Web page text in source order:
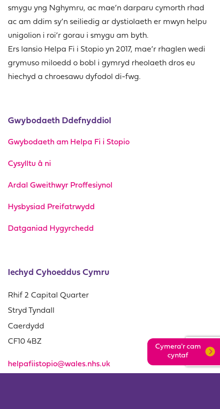
Iechyd Cyhoeddus Cymru
Rhif 2 Capital Quarter
Stryd Tyndall
Caerdydd
CF10 4BZ
helpafiistopio@wales.nhs.uk
smygu yng Nghymru, ac mae’n darparu cymorth rhad
ac am ddim sy’n seiliedig ar dystiolaeth er mwyn helpu
unigolion i roi’r gorau i smygu am byth.
Ers lansio Helpa Fi i Stopio yn 2017, mae’r rhaglen wedi
grymuso miloedd o bobl i gymryd rheolaeth dros eu
hiechyd a chroesawu dyfodol di-fwg.
Gwybodaeth Ddefnyddiol
Gwybodaeth am Helpa Fi i Stopio
Cysylltu â ni
Ardal Gweithwyr Proffesiynol
Hysbysiad Preifatrwydd
Datganiad Hygyrchedd
Cymera'r cam
cyntaf